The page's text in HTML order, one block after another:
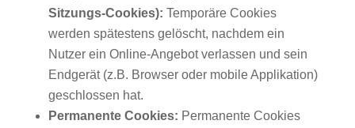
Sitzungs-Cookies): Temporäre Cookies
werden spätestens gelöscht, nachdem ein
Nutzer ein Online-Angebot verlassen und sein
Endgerät (z.B. Browser oder mobile Applikation)
geschlossen hat.
Permanente Cookies: Permanente Cookies